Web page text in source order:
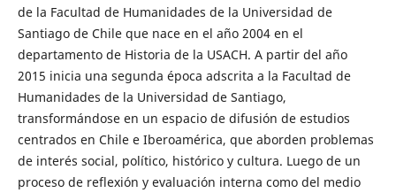
de la Facultad de Humanidades de la Universidad de
Santiago de Chile que nace en el año 2004 en el
departamento de Historia de la USACH. A partir del año
2015 inicia una segunda época adscrita a la Facultad de
Humanidades de la Universidad de Santiago,
transformándose en un espacio de difusión de estudios
centrados en Chile e Iberoamérica, que aborden problemas
de interés social, político, histórico y cultura. Luego de un
proceso de reflexión y evaluación interna como del medio